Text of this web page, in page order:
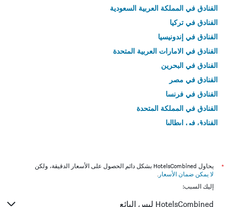
الفنادق في المملكة العربية السعودية
الفنادق في تركيا
الفنادق في إندونيسيا
الفنادق في الامارات العربية المتحدة
الفنادق في البحرين
الفنادق في مصر
الفنادق في فرنسا
الفنادق في المملكة المتحدة
الفنادق في إيطاليا
*
يحاول HotelsCombined بشكل دائم الحصول على الأسعار الدقيقة، ولكن
لا يمكن ضمان الأسعار .
إليك السبب:
HotelsCombined ليس البائع